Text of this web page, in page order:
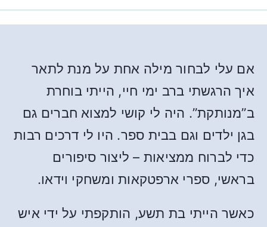
אם עלי לבחור מילה אחת על מנת לתאר
איך הרגשתי ברב ימי חיי, הייתי בוחרת
ב”מנותקת”. היה לי קושי למצוא חברים גם
בגן ילדים וגם בבית ספר. היו לי דרכים רבות
כדי לברוח ממציאות – ליצור סיפורים
בראשי, ספרי ארפטקאות ומשחקי וידאו.
כאשר הייתי בת תשע, הותקפתי על ידי איש